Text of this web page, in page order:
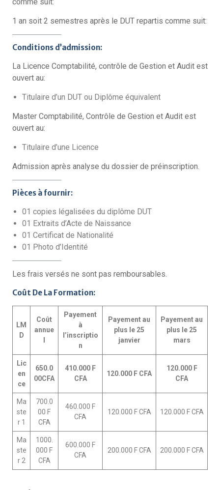
comme suit:
1 an soit 2 semestres après le DUT repartis comme suit:
Conditions d’admission:
La Licence Comptabilité, contrôle de Gestion et Audit est
ouvert au:
Titulaire d’un DUT ou Diplôme équivalent
Master Comptabilité, Contrôle de Gestion et Audit est
ouvert au:
Titulaire d’une Licence
Admission après analyse du dossier de préinscription.
Pièces à fournir:
01 copies légalisées du diplôme DUT
01 Extraits d’Acte de Naissance
01 Certificat de Nationalité
01 Photo d’Identité
Les frais versés ne sont pas remboursables.
Coût De La Formation:
LM
D
Coût
annue
Payement
à
l’inscriptio
n
Payement au
plus le 25
janvier
Payement au
plus le 25
mars
Lic
en
ce
650.0
00CFA
410.000 F
CFA
120.000 F CFA
120.000 F
CFA
Ma
ste
r 1
700.0
00 F
CFA
460.000 F
CFA
120.000 F CFA 120.000 F CFA
Ma
ste
r 2
1000.
000 F
CFA
600.000 F
CFA
200.000 F CFA 200.000 F CFA